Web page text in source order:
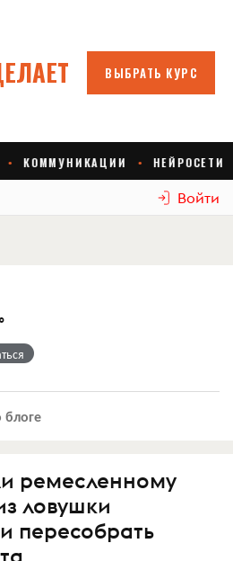
Войти
блоге
ремесленному
ловушки
пересобрать